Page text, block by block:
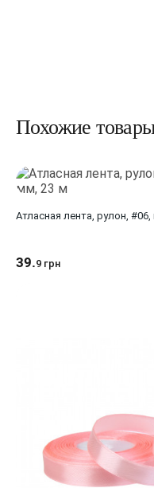
Похожие
Атласная лента, рулон,
39.9 грн